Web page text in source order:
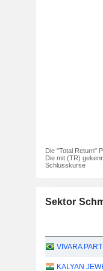
Die "Total Return"
Die mit (TR)
Schlusskurse
Sektor
VIVARA